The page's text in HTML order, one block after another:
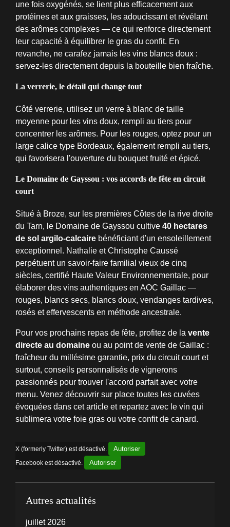
une fois oxygénés, se lient plus efficacement aux
protéines et aux graisses, les adoucissant et révélant
des arômes complexes — ce qui renforce directement
leur capacité à équilibrer le gras du confit. En
revanche, ne carafez jamais les vins blancs doux :
servez-les directement depuis la bouteille bien fraîche.
La verrerie, le détail qui change tout
Côté verrerie, utilisez un verre à blanc de taille
moyenne pour les vins doux, rempli au tiers pour
concentrer les arômes. Pour les rouges, optez pour un
large calice type Bordeaux, également rempli au tiers,
qui favorisera l'ouverture du bouquet fruité et épicé.
Le Domaine de Gayssou : vos accords de fête en circuit
court
Situé à Broze, sur les premières Côtes de la rive droite
du Tarn, le Domaine de Gayssou cultive 40 hectares
de sol argilo-calcairebénéficiant d'un ensoleillement
exceptionnel. Nathalie et Christophe Caussé
perpétuent un savoir-faire familial vieux de cinq
siècles, certifié Haute Valeur Environnementale, pour
élaborer des vins authentiques en AOC Gaillac —
rouges, blancs secs, blancs doux, vendanges tardives,
rosés et effervescents en méthode ancestrale.
Pour vos prochains repas de fête, profitez de la vente
directe au domaineou au point de vente de Gaillac :
fraîcheur du millésime garantie, prix du circuit court et
surtout, conseils personnalisés de vignerons
passionnés pour trouver l'accord parfait avec votre
menu. Venez découvrir sur place toutes les cuvées
évoquées dans cet article et repartez avec le vin qui
sublimera votre foie gras ou votre confit de canard.
X (formerly Twitter) est désactivé. Autoriser
Facebook est désactivé. Autoriser
Autres actualités
juillet 2026